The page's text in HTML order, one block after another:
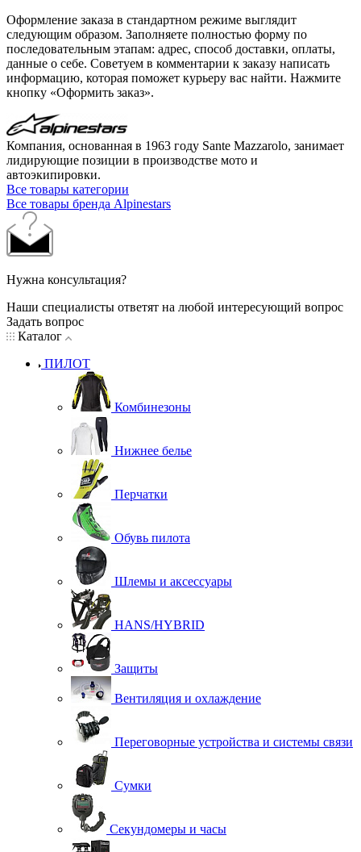
Оформление заказа в стандартном режиме выглядит
следующим образом. Заполняете полностью форму по
последовательным этапам: адрес, способ доставки, оплаты,
данные о себе. Советуем в комментарии к заказу написать
информацию, которая поможет курьеру вас найти. Нажмите
кнопку «Оформить заказ».
Компания, основанная в 1963 году Sante Mazzarolo, занимает
лидирующие позиции в производстве мото и
автоэкипировки.
Все товары категории
Все товары бренда Alpinestars
Нужна консультация?
Наши специалисты ответят на любой интересующий вопрос
Задать вопрос
Каталог
ПИЛОТ
Комбинезоны
Нижнее белье
Перчатки
Обувь пилота
Шлемы и аксессуары
HANS/HYBRID
Защиты
Вентиляция и охлаждение
Переговорные устройства и системы связи
Сумки
Секундомеры и часы